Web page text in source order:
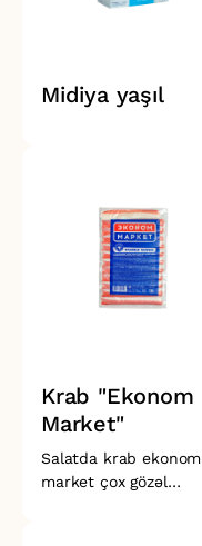
Midiya yaşıl
Krab "Ekonom
Market"
Salatda krab ekonom
market çox gözəl